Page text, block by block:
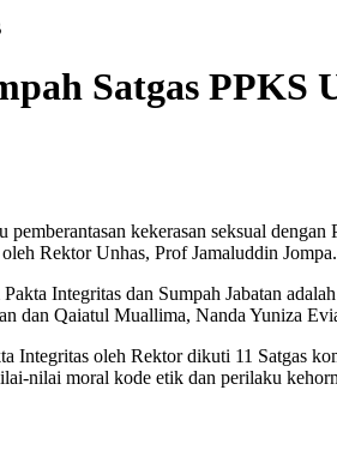
Satgas
kekerasan seksual
Rektor Unhas, Prof Jamaluddin
Pakta Integritas dan Sumpah Jabatan
dan Qaiatul Muallima, Nanda Yuniza
Integritas oleh Rektor dikuti 11 Satgas
nilai moral kode etik dan perilaku